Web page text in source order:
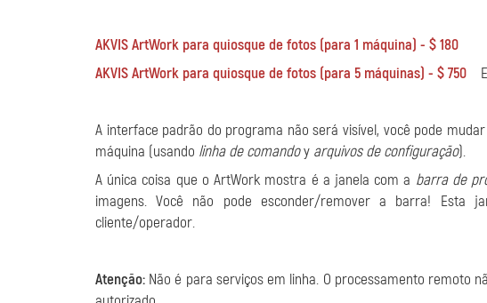
AKVIS ArtWork para quiosque de fotos (para 1 máquina) - $ 180
AKVIS ArtWork para quiosque de fotos (para 5 máquinas) - $ 750
A interface padrão do programa não será visível, você pode
máquina (usando linha de comandoу arquivos de configuração).
A única coisa que o ArtWork mostra é a janela com a barra de
imagens. Você não pode esconder/remover a barra! Esta
cliente/operador.
Atenção: Não é para serviços em linha. O processamento remoto